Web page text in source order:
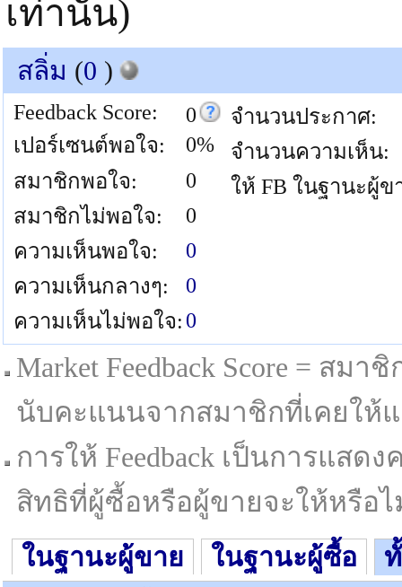
เท่านั้น)
สลิ่ม (0 )
Feedback Score:
0
เปอร์เซนต์พอใจ:
0%
สมาชิกพอใจ:
0
สมาชิกไม่พอใจ:
0
ความเห็นพอใจ:
0
ความเห็นกลางๆ:
0
ความเห็นไม่พอใจ: 0
จำนวนประกาศ:
จำนวนความเห็น:
ให้ FB ในฐานะผู้ข
Market Feedback Score = สม
นับคะแนนจากสมาชิกที่เคยให้
การให้ Feedback เป็นการแส
สิทธิที่ผู้ซื้อหรือผู้ขายจะให้หรือไ
ในฐานะผู้ขาย ในฐานะผู้ซื้อ